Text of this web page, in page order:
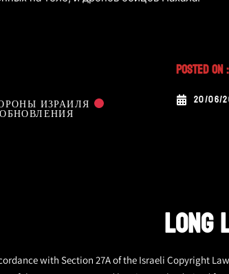
ИЗРАИЛЯ
Posted On :
20/06/
LONG
with Section 27A of the Israeli Copyright